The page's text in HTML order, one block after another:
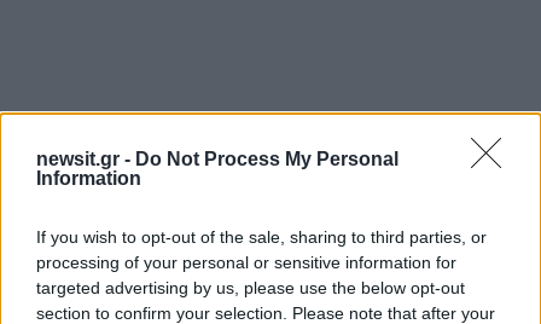
newsit.gr - Do Not Process My Personal
Information
If you wish to opt-out of the sale, sharing to third parties, or
processing of your personal or sensitive information for
targeted advertising by us, please use the below opt-out
section to confirm your selection. Please note that after your
Αν τα χάσατε